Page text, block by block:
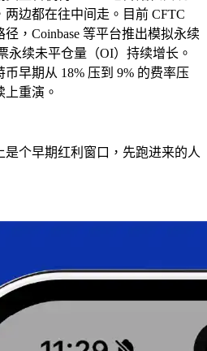
边都在往中间走。目前 CFTC
，Coinbase 等平台推出模拟永续
永续未平仓量（OI）持续增长。
早期从 18% 压到 9% 的费率压
重演。
个早期红利窗口，先跑进来的人